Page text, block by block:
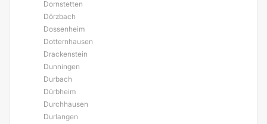
Dornstetten
Dörzbach
Dossenheim
Dotternhausen
Drackenstein
Dunningen
Durbach
Dürbheim
Durchhausen
Durlangen